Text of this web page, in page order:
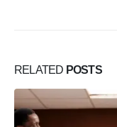
RELATED POSTS